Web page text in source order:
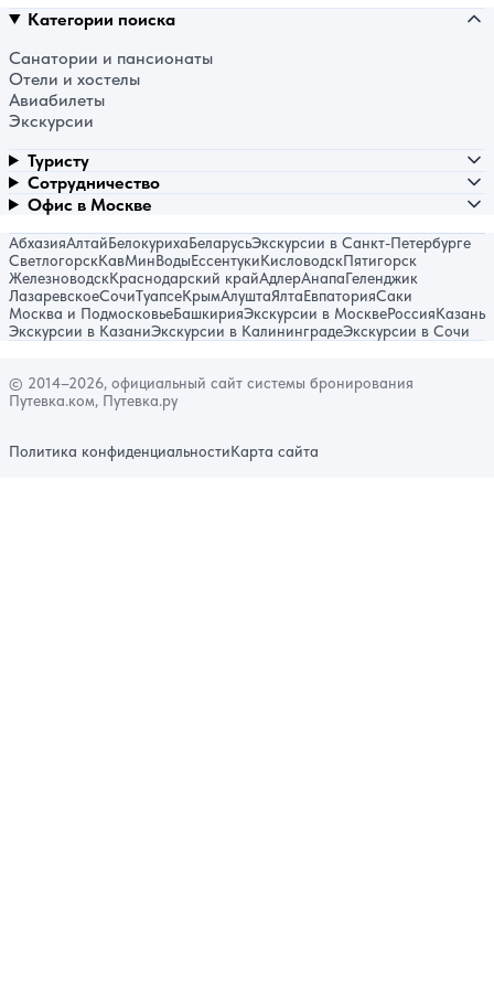
Категории поиска
Санатории и пансионаты
Отели и хостелы
Авиабилеты
Экскурсии
Туристу
Сотрудничество
Офис в Москве
АбхазияАлтайБелокурихаБеларусьЭкскурсии в Санкт-Петербурге
СветлогорскКавМинВодыЕссентукиКисловодскПятигорск
ЖелезноводскКраснодарский крайАдлерАнапаГеленджик
ЛазаревскоеСочиТуапсеКрымАлуштаЯлтаЕвпаторияСаки
Москва и ПодмосковьеБашкирияЭкскурсии в МосквеРоссияКазань
Экскурсии в КазаниЭкскурсии в КалининградеЭкскурсии в Сочи
© 2014–2026, официальный сайт системы бронирования
Путевка.ком, Путевка.ру
Политика конфиденциальностиКарта сайта